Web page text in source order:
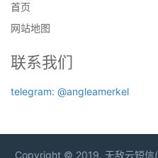
首页
网站地图
联系我们
telegram: @angleamerkel
Copyright © 2019. 无敌云短信(